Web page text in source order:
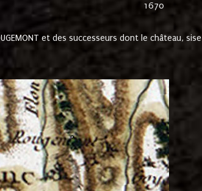
1670
et des successeurs dont le château,